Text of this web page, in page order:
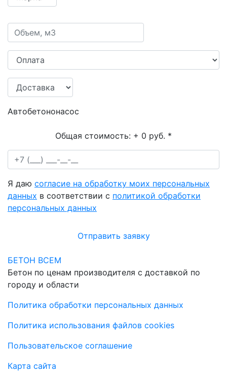
Автобетононасос
Общая стоимость: + 0 руб. *
Я даю согласие на обработку моих персональных
данных в соответствии с политикой обработки
персональных данных
Отправить заявку
БЕТОН ВСЕМ
Бетон по ценам производителя с доставкой по
городу и области
Политика обработки персональных данных
Политика использования файлов cookies
Пользовательское соглашение
Карта сайта